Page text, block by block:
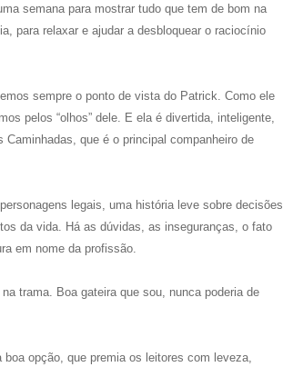
semana para mostrar tudo que tem de bom na
para relaxar e ajudar a desbloquear o raciocínio
sempre o ponto de vista do Patrick. Como ele
pelos “olhos” dele. E ela é divertida, inteligente,
que é o principal companheiro de
legais, uma história leve sobre decisões
da vida. Há as dúvidas, as inseguranças, o fato
em nome da profissão.
trama. Boa gateira que sou, nunca poderia de
opção, que premia os leitores com leveza,